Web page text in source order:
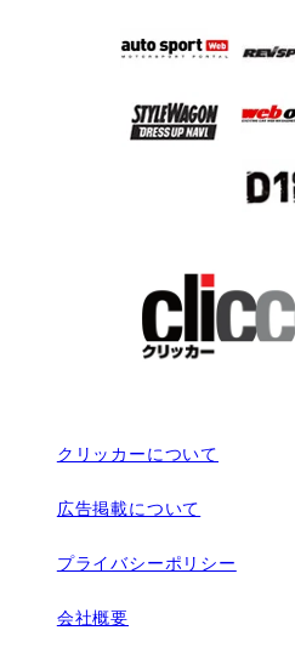
クリッカーについて
広告掲載について
プライバシーポリシー
会社概要